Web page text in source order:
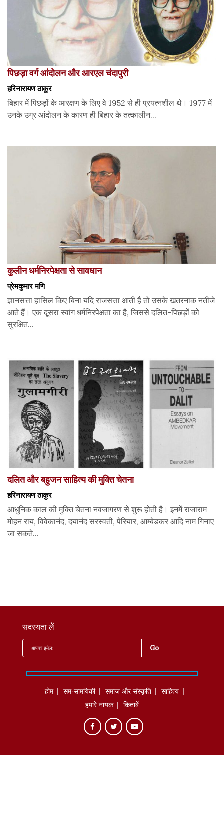
पिछड़ा वर्ग आंदोलन और आरएल चंदापुरी
हरिनारायण ठाकुर
बिहार में पिछड़ों के आरक्षण के लिए वे 1952 से ही प्रयत्नशील थे। 1977 में
उनके उग्र आंदोलन के कारण ही बिहार के तत्कालीन...
कुलीन धर्मनिरपेक्षता से सावधान
प्रेमकुमार मणि
ज्ञानसत्ता हासिल किए बिना यदि राजसत्ता आती है तो उसके खतरनाक नतीजे
आते हैं। एक दूसरा स्वांग धर्मनिरपेक्षता का है, जिससे दलित-पिछड़ों को
सुरक्षित...
दलित और बहुजन साहित्य की मुक्ति चेतना
हरिनारायण ठाकुर
आधुनिक काल की मुक्ति चेतना नवजागरण से शुरू होती है। इनमें राजाराम
मोहन राय, विवेकानंद, दयानंद सरस्वती, पेरियार, आम्बेडकर आदि नाम गिनाए
जा सकते...
सदस्यता लें
होम सम-सामयिकी समाज और संस्कृति
साहित्‍य
हमारे नायक
किताबें